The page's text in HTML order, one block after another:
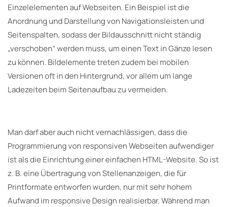
Einzelelementen auf Webseiten. Ein Beispiel ist die
Anordnung und Darstellung von Navigationsleisten und
Seitenspalten, sodass der Bildausschnitt nicht ständig
„verschoben“ werden muss, um einen Text in Gänze lesen
zu können. Bildelemente treten zudem bei mobilen
Versionen oft in den Hintergrund, vor allem um lange
Ladezeiten beim Seitenaufbau zu vermeiden.
Man darf aber auch nicht vernachlässigen, dass die
Programmierung von responsiven Webseiten aufwendiger
ist als die Einrichtung einer einfachen HTML-Website. So ist
z. B. eine Übertragung von Stellenanzeigen, die für
Printformate entworfen wurden, nur mit sehr hohem
Aufwand im responsive Design realisierbar. Während man